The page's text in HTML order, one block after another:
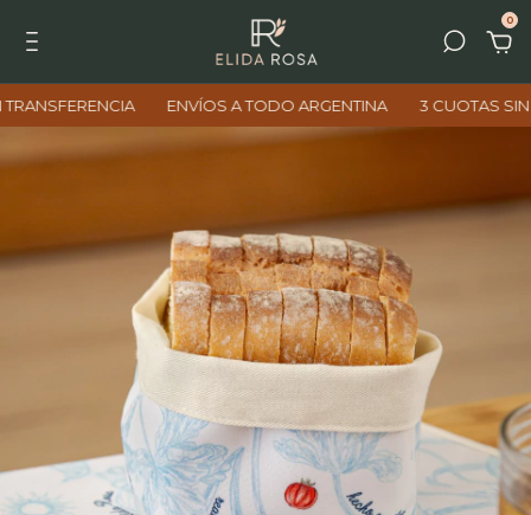
0
ENVÍOS A TODO ARGENTINA 3 CUOTAS SIN